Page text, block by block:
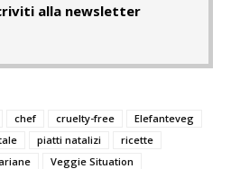
alla newsletter
chef cruelty-free
Elefanteveg
piatti natalizi
ricette
Veggie Situation